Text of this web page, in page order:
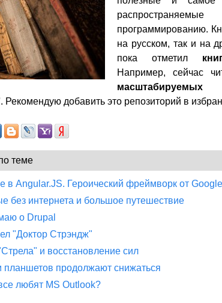
программированию.
на русском, так и на
пока отметил
Например, сейчас
Рекомендую добавить это репозиторий в
теме
в Angular.JS. Героический фреймворк от Google
без интернета и большое путешествие
о Drupal
"Доктор Стрэндж"
и восстановление сил
планшетов продолжают снижаться
любят MS Outlook?